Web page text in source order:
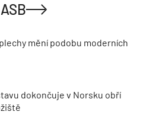
mění podobu moderních
dokončuje v Norsku obří